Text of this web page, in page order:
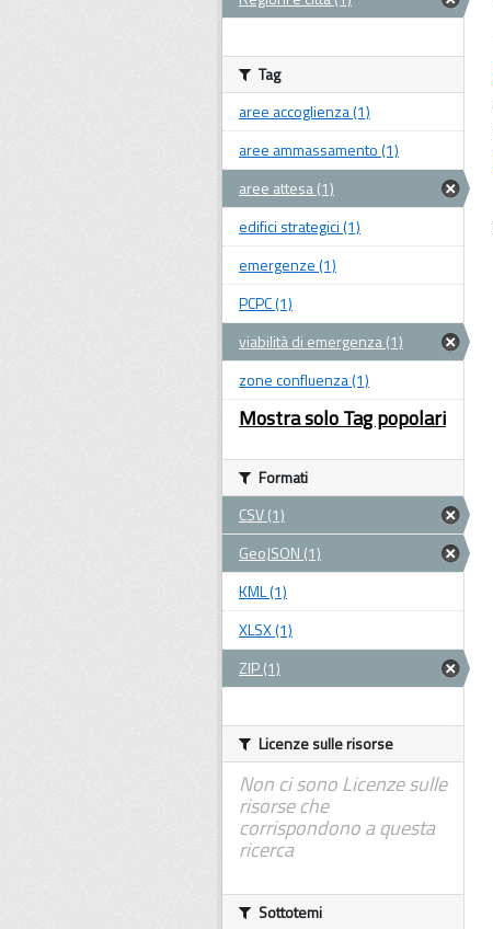
Tag
aree accoglienza (1)
aree ammassamento (1)
aree attesa (1)
edifici strategici (1)
emergenze (1)
PCPC (1)
viabilità di emergenza (1)
zone confluenza (1)
Mostra solo Tag popolari
Formati
CSV (1)
GeoJSON (1)
KML (1)
XLSX (1)
ZIP (1)
Licenze sulle risorse
Non ci sono Licenze sulle
risorse che
corrispondono a questa
ricerca
Sottotemi